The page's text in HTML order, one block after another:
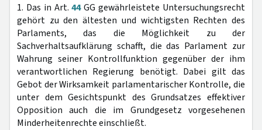
1. Das in Art.44GG gewährleistete Untersuchungsrecht
gehört zu den ältesten und wichtigsten Rechten des
Parlaments, das die Möglichkeit zu der
Sachverhaltsaufklärung schafft, die das Parlament zur
Wahrung seiner Kontrollfunktion gegenüber der ihm
verantwortlichen Regierung benötigt. Dabei gilt das
Gebot der Wirksamkeit parlamentarischer Kontrolle, die
unter dem Gesichtspunkt des Grundsatzes effektiver
Opposition auch die im Grundgesetz vorgesehenen
Minderheitenrechte einschließt.